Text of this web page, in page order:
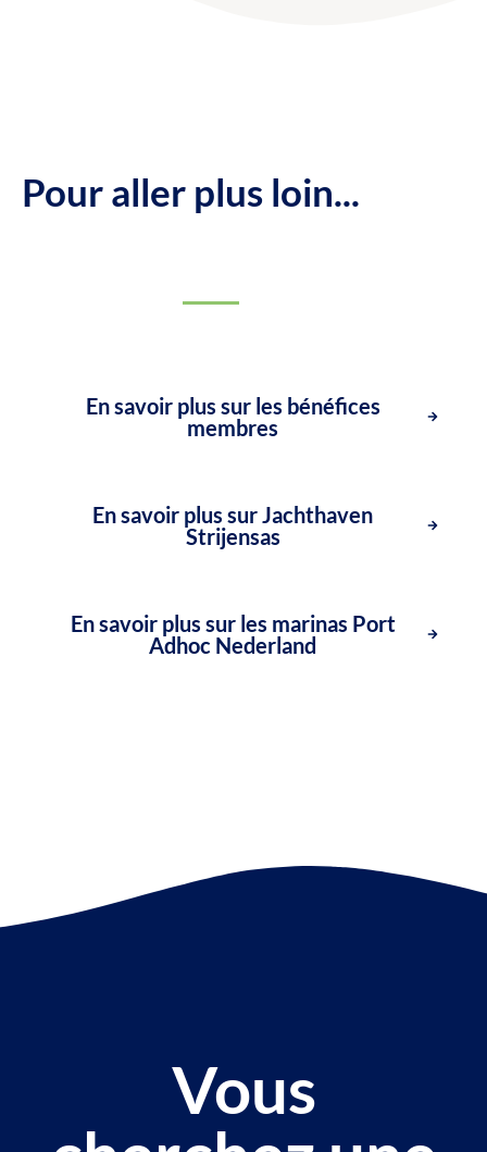
Pour aller plus loin...
En savoir plus sur les bénéfices
membres
En savoir plus sur Jachthaven
Strijensas
En savoir plus sur les marinas Port
Adhoc Nederland
Vous